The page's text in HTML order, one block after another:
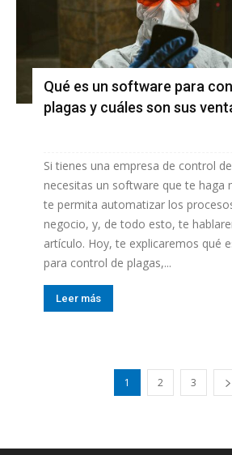
Qué es un software para
plagas y cuáles son sus
Si tienes una empresa de control
necesitas un software que te haga
te permita automatizar los
negocio, y, de todo esto, te
artículo. Hoy, te explicaremos qué
para control de plagas,...
Leer más
1 2 3